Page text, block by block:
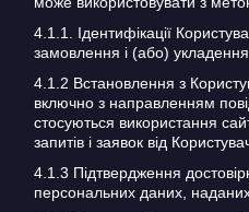
4.1.1. Ідентифікації
замовлення і (або)
4.1.2 Встановлення з
включно з направленням
стосуються використання
запитів і заявок від
4.1.3 Підтвердження
персональних даних,